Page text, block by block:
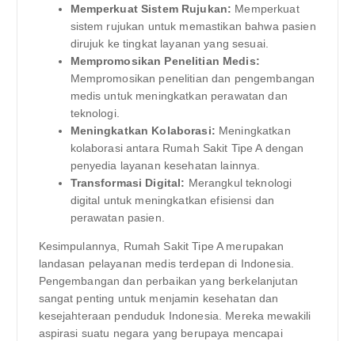
Memperkuat Sistem Rujukan: Memperkuat
sistem rujukan untuk memastikan bahwa pasien
dirujuk ke tingkat layanan yang sesuai.
Mempromosikan Penelitian Medis:
Mempromosikan penelitian dan pengembangan
medis untuk meningkatkan perawatan dan
teknologi.
Meningkatkan Kolaborasi: Meningkatkan
kolaborasi antara Rumah Sakit Tipe A dengan
penyedia layanan kesehatan lainnya.
Transformasi Digital: Merangkul teknologi
digital untuk meningkatkan efisiensi dan
perawatan pasien.
Kesimpulannya, Rumah Sakit Tipe A merupakan
landasan pelayanan medis terdepan di Indonesia.
Pengembangan dan perbaikan yang berkelanjutan
sangat penting untuk menjamin kesehatan dan
kesejahteraan penduduk Indonesia. Mereka mewakili
aspirasi suatu negara yang berupaya mencapai